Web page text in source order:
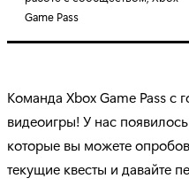
y
:
Game Pass
Команда Xbox Game Pass с
видеоигры! У нас
которые вы можете
текущие квесты и давайте